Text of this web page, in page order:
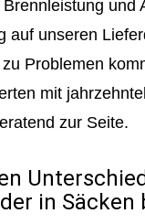
und
auf unseren
Problemen
mit
zur Seite.
in Säcken